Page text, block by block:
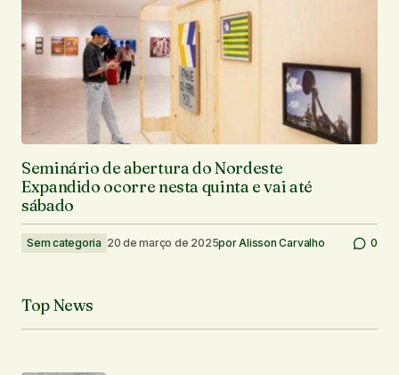
Seminário de abertura do Nordeste
Expandido ocorre nesta quinta e vai até
sábado
Sem categoria 20 de março de 2025porAlisson Carvalho 0
Top News